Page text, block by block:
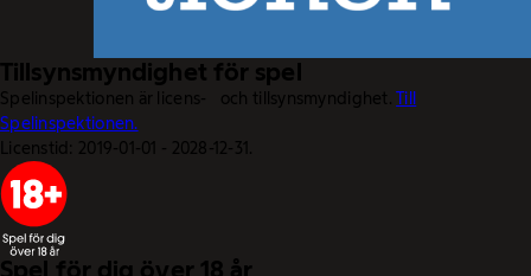
Tillsynsmyndighet för spel
Spelinspektionen är licens- och tillsynsmyndighet.Till
Spelinspektionen.
Licenstid: 2019-01-01 - 2028-12-31.
Spel för dig över 18 år